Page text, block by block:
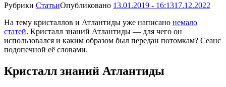
Рубрики СтатьиОпубликовано 13.01.2019 - 16:1317.12.2022
На тему кристаллов и Атлантиды уже написано немало
статей. Кристалл знаний Атлантиды — для чего он
использовался и каким образом был передан потомкам? Сеанс
подопечной её словами.
Кристалл знаний Атлантиды